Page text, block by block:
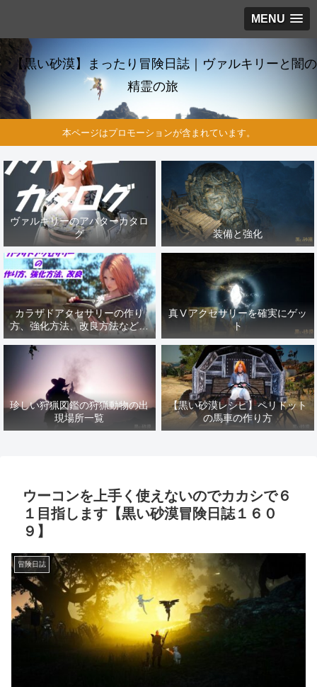
MENU
【黒い砂漠】まったり冒険日誌｜ヴァルキリーと闇の
精霊の旅
本ページはプロモーションが含まれています。
ヴァルキリーのアバターカタロ
グ
装備と強化
カラザドアクセサリーの作り
方、強化方法、改良方法などま
とめ【黒い砂漠冒険日誌１４１
真Ⅴアクセサリーを確実にゲッ
ト
珍しい狩猟図鑑の狩猟動物の出
現場所一覧
【黒い砂漠レシピ】ペリドット
の馬車の作り方
ウーコンを上手く使えないのでカカシで６
１目指します【黒い砂漠冒険日誌１６０
９】
冒険日誌